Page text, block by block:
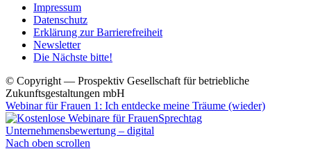
Impressum
Datenschutz
Erklärung zur Barrierefreiheit
Newsletter
Die Nächste bitte!
© Copyright — Prospektiv Gesellschaft für betriebliche
Zukunftsgestaltungen mbH
Webinar für Frauen 1: Ich entdecke meine Träume (wieder)
Sprechtag
Unternehmensbewertung – digital
Nach oben scrollen